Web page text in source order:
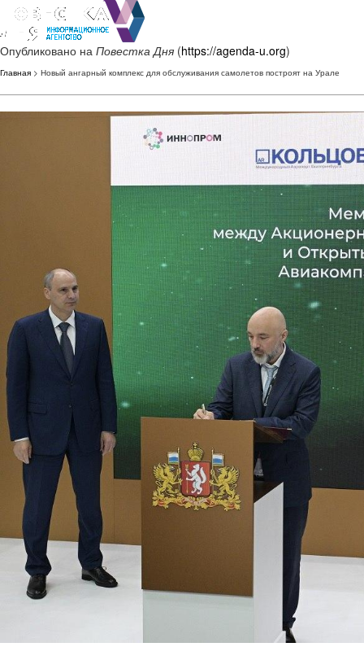
Опубликовано на Повестка Дня (https://agenda-u.org)
Главная > Новый ангарный комплекс для обслуживания самолетов построят на Урале